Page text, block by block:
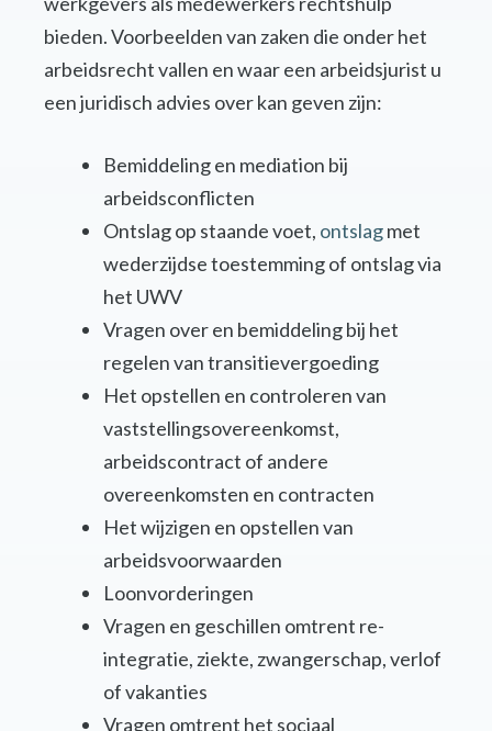
bieden. Voorbeelden van zaken die onder het
arbeidsrecht vallen en waar een arbeidsjurist u
een juridisch advies over kan geven zijn:
Bemiddeling en mediation bij
arbeidsconflicten
Ontslag op staande voet, ontslagmet
wederzijdse toestemming of ontslag via
het UWV
Vragen over en bemiddeling bij het
regelen van transitievergoeding
Het opstellen en controleren van
vaststellingsovereenkomst,
arbeidscontract of andere
overeenkomsten en contracten
Het wijzigen en opstellen van
arbeidsvoorwaarden
Loonvorderingen
Vragen en geschillen omtrent re-
integratie, ziekte, zwangerschap, verlof
of vakanties
Vragen omtrent het sociaal